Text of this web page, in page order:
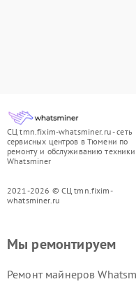
СЦ tmn.fixim-whatsminer.ru - сеть
сервисных центров в Тюмени по
ремонту и обслуживанию техники
Whatsminer
2021-2026 © СЦ tmn.fixim-
whatsminer.ru
Мы ремонтируем
Ремонт майнеров